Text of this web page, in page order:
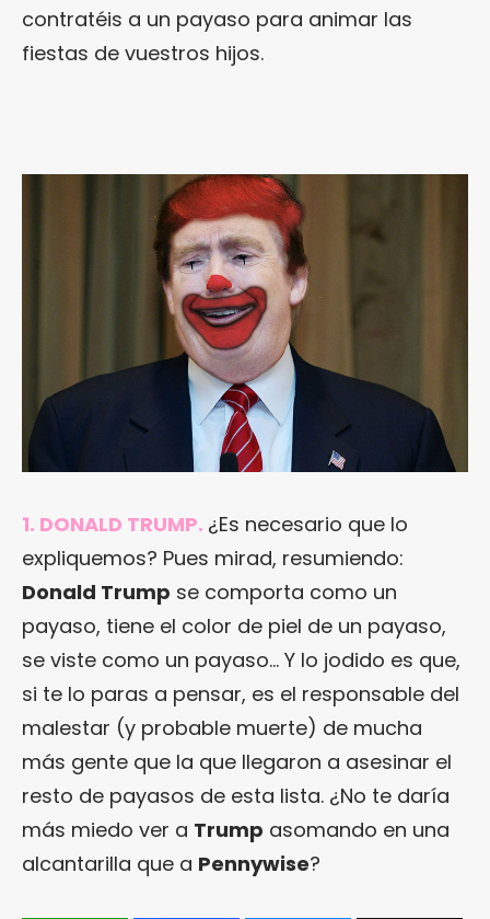
contratéis a un payaso para animar las
fiestas de vuestros hijos.
1. DONALD TRUMP. ¿Es necesario que lo
expliquemos? Pues mirad, resumiendo:
Donald Trump se comporta como un
payaso, tiene el color de piel de un payaso,
se viste como un payaso… Y lo jodido es que,
si te lo paras a pensar, es el responsable del
malestar (y probable muerte) de mucha
más gente que la que llegaron a asesinar el
resto de payasos de esta lista. ¿No te daría
más miedo ver a Trump asomando en una
alcantarilla que a Pennywise?